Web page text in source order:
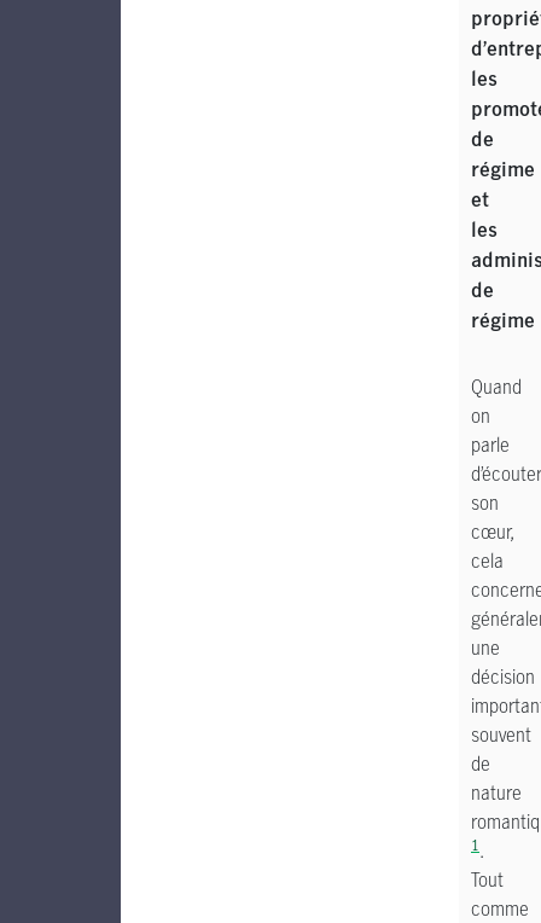
les
de
régime
et
les
de
régime
Quand
on
parle
d’écouter
son
cœur,
cela
une
décision
souvent
de
nature
1.
Tout
comme